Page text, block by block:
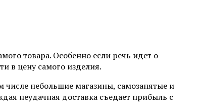
товара. Особенно если речь идет о
в цену самого изделия.
небольшие магазины, самозанятые и
неудачная доставка съедает прибыль с